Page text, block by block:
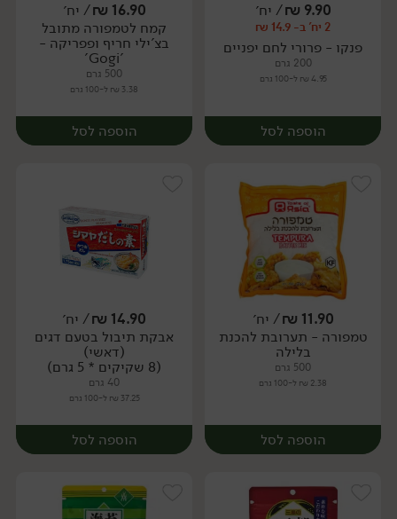
יח׳ יח׳
9.90
₪/ יח׳
2 יח' ב- 14.9 ₪
פנקו - פרורי לחם יפניים
200 גרם
4.95 ₪ ל-100 גרם
הוספה לסל
יח׳
16.90
₪/ יח׳
קמח לטמפורה מתובל
בצ'ילי חריף ופפריקה -
'Gogi'
500 גרם
3.38 ₪ ל-100 גרם
הוספה לסל
יח׳
11.90
₪/ יח׳
טמפורה - תערובת להכנת
בלילה
500 גרם
2.38 ₪ ל-100 גרם
הוספה לסל
14.90
₪/ יח׳
אבקת תיבול בטעם דגים
(דאשי)
(8 שקיקים * 5 גרם)
40 גרם
37.25 ₪ ל-100 גרם
הוספה לסל